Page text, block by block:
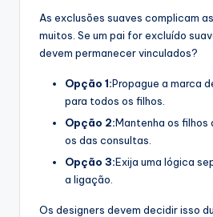
As exclusões suaves complicam
muitos. Se um pai for excluído
devem permanecer vinculados?
Opção 1:Propague a marca
para todos os filhos.
Opção 2:Mantenha os
os das consultas.
Opção 3:Exija uma lógica
a ligação.
Os designers devem decidir isso